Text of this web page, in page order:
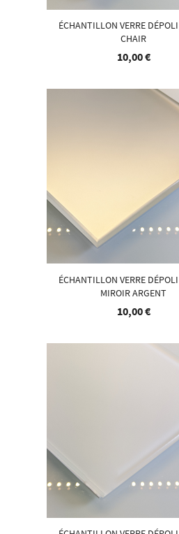
ÉCHANTILLON VERRE
CHAIR
10,00 €
ÉCHANTILLON VERRE
MIROIR ARGENT
10,00 €